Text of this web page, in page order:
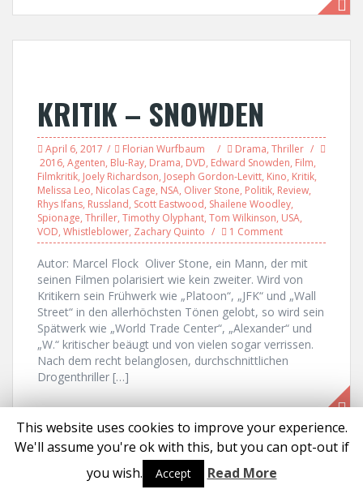
KRITIK – SNOWDEN
April 6, 2017 Florian Wurfbaum Drama, Thriller
2016, Agenten, Blu-Ray, Drama, DVD, Edward Snowden, Film,
Filmkritik, Joely Richardson, Joseph Gordon-Levitt, Kino, Kritik,
Melissa Leo, Nicolas Cage, NSA, Oliver Stone, Politik, Review,
Rhys Ifans, Russland, Scott Eastwood, Shailene Woodley,
Spionage, Thriller, Timothy Olyphant, Tom Wilkinson, USA,
VOD, Whistleblower, Zachary Quinto 1 Comment
Autor: Marcel Flock Oliver Stone, ein Mann, der mit
seinen Filmen polarisiert wie kein zweiter. Wird von
Kritikern sein Frühwerk wie „Platoon“, „JFK“ und „Wall
Street“ in den allerhöchsten Tönen gelobt, so wird sein
Spätwerk wie „World Trade Center“, „Alexander“ und
„W.“ kritischer beäugt und von vielen sogar verrissen.
Nach dem recht belanglosen, durchschnittlichen
Drogenthriller […]
Proudly powered by WordPress |Theme: Solon by aThemes
This website uses cookies to improve your experience.
We'll assume you're ok with this, but you can opt-out if
you wish.
Accept Read More
Social media & sharing icons powered by